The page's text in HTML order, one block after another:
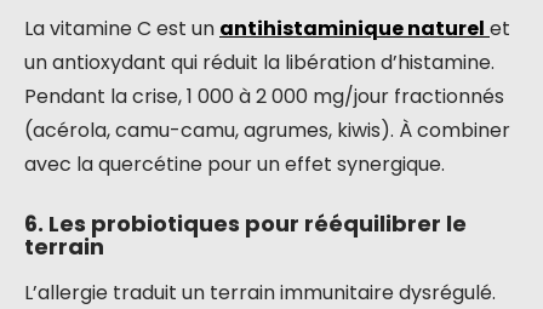
La vitamine C est un antihistaminique naturel et
un antioxydant qui réduit la libération d’histamine.
Pendant la crise, 1 000 à 2 000 mg/jour fractionnés
(acérola, camu-camu, agrumes, kiwis). À combiner
avec la quercétine pour un effet synergique.
6. Les probiotiques pour rééquilibrer le
terrain
L’allergie traduit un terrain immunitaire dysrégulé.